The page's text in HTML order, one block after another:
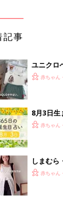
記事
ユニクロ
5選赤ちゃん
8月3日
赤ちゃん
しまむ
赤ちゃん